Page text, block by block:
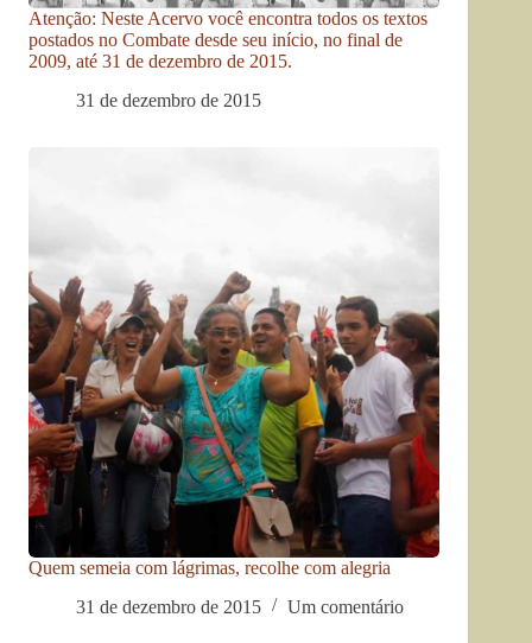
Atenção: Neste Acervo você encontra todos os textos
postados no Combate desde seu início, no final de
2009, até 31 de dezembro de 2015.
31 de dezembro de 2015
Quem semeia com lágrimas, recolhe com alegria
31 de dezembro de 2015
Um comentário